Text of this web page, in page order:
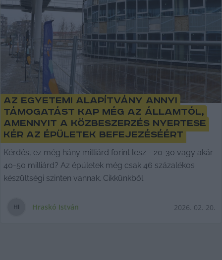
Az egyetemi alapítvány annyi
támogatást kap még az államtól,
amennyit a közbeszerzés nyertese
kér az épületek befejezéséért
Kérdés, ez még hány milliárd forint lesz - 20-30 vagy akár
40-50 milliárd? Az épületek még csak 46 százalékos
készültségi szinten vannak. Cikkünkből
HI Hraskó István 2026. 02. 20.